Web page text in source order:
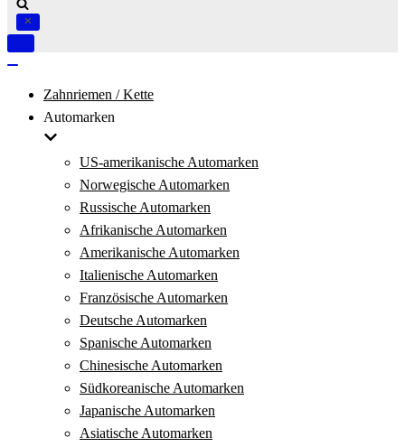
Navigation
Zahnriemen / Kette
Automarken
US-amerikanische Automarken
Norwegische Automarken
Russische Automarken
Afrikanische Automarken
Amerikanische Automarken
Italienische Automarken
Französische Automarken
Deutsche Automarken
Spanische Automarken
Chinesische Automarken
Südkoreanische Automarken
Japanische Automarken
Asiatische Automarken